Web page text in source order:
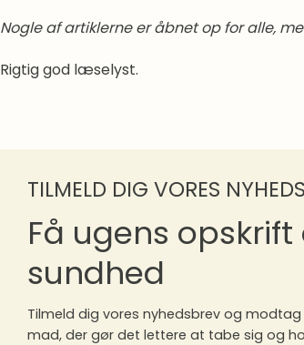
Nogle af artiklerne er åbnet op for alle,
Rigtig god læselyst.
TILMELD DIG VORES
Få ugens
sundhed
Tilmeld dig vores nyhedsbrev og
mad, der gør det lettere at tabe sig og